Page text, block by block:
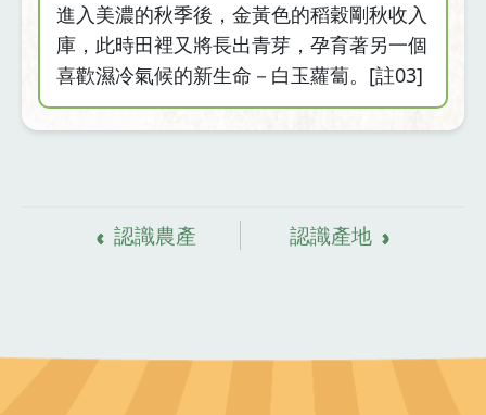
6.白玉蘿蔔的飲食文化
7.讓白玉蘿蔔發揚光大
進入美濃的秋季後，金黃色的稻穀剛秋收入
庫，此時田裡又將長出青芽，孕育著另一個
喜歡濕冷氣候的新生命－白玉蘿蔔。[註03]
認識農產
認識產地